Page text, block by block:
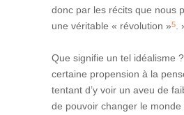
donc par les récits que nous
une véritable « révolution »5 .
Que signifie un tel idéalisme
certaine propension à la
tentant d’y voir un aveu de
de pouvoir changer le monde